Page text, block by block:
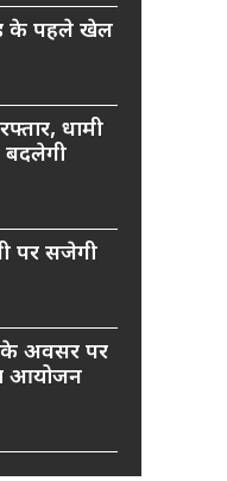
के पहले खेल
धामी
पर सजेगी
के अवसर पर
आयोजन